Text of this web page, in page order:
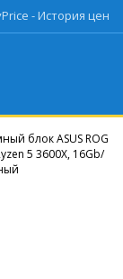
- История цен
блок ASUS ROG
5 3600X, 16Gb/